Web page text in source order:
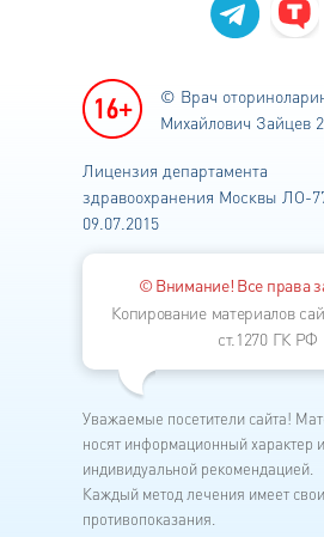
© Врач
Михайлович Зайцев
Лицензия департамента
здравоохранения Москвы ЛО-
09.07.2015
© Внимание! Все права
Копирование материалов
ст.1270 ГК РФ
Уважаемые посетители сайта!
носят информационный характер
индивидуальной рекомендацией.
Каждый метод лечения имеет
противопоказания.